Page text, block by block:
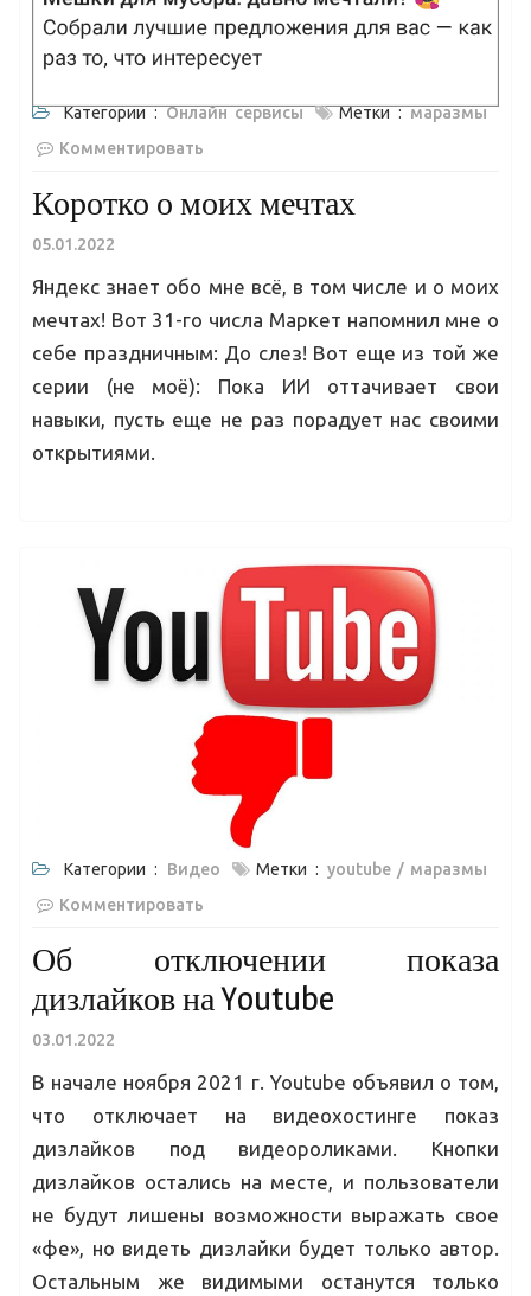
Категории :Онлайн сервисы Метки :маразмы
Комментировать
Коротко о моих мечтах
05.01.2022
Яндекс знает обо мне всё, в том числе и о моих
мечтах! Вот 31-го числа Маркет напомнил мне о
себе праздничным: До слез! Вот еще из той же
серии (не моё): Пока ИИ оттачивает свои
навыки, пусть еще не раз порадует нас своими
открытиями.
Категории : Видео Метки :youtube
маразмы
Комментировать
Об отключении показа
дизлайков на Youtube
03.01.2022
В начале ноября 2021 г. Youtube объявил о том,
что отключает на видеохостинге показ
дизлайков под видеороликами. Кнопки
дизлайков остались на месте, и пользователи
не будут лишены возможности выражать свое
«фе», но видеть дизлайки будет только автор.
Остальным же видимыми останутся только